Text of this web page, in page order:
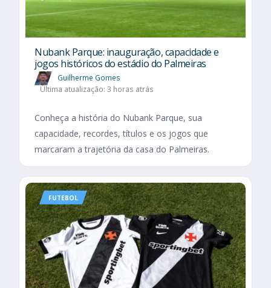
Nubank Parque: inauguração, capacidade e
jogos históricos do estádio do Palmeiras
Guilherme Gomes
Última atualização: 3 horas atrás
Conheça a história do Nubank Parque, sua
capacidade, recordes, títulos e os jogos que
marcaram a trajetória da casa do Palmeiras.
FUTEBOL